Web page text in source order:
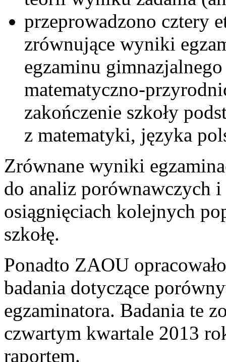
przeprowadzono cztery
zrównujące wyniki
egzaminu
matematyczno-
zakończenie szkoły
z matematyki, języka
Zrównane wyniki
do analiz porównawczych
osiągnięciach kolejnych
szkołę.
Ponadto ZAOU
badania dotyczące
egzaminatora. Badania te
czwartym kwartale 2013
raportem.